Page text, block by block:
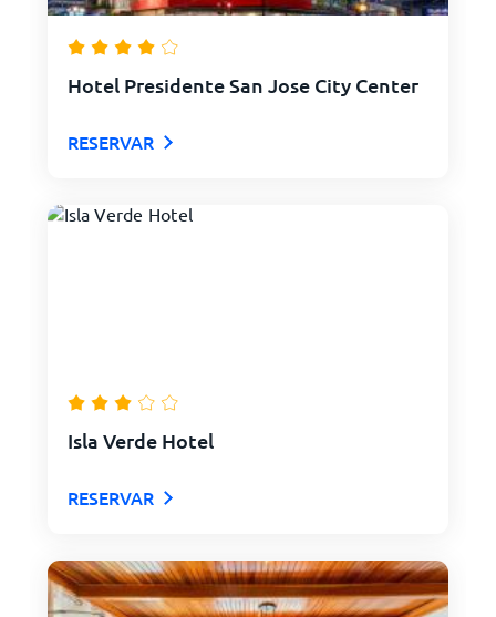
Hotel Presidente San Jose City Center
RESERVAR
Isla Verde Hotel
RESERVAR